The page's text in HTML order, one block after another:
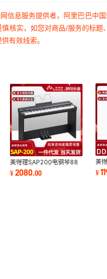
信息服务提供者，阿里巴巴
核实，如您对商品/服务的标
有效线索。
美得理SAP200电钢琴88
键重锤成人初学考级家用便
携蓝牙智能高颜值
¥2080.00
美
初
电
¥